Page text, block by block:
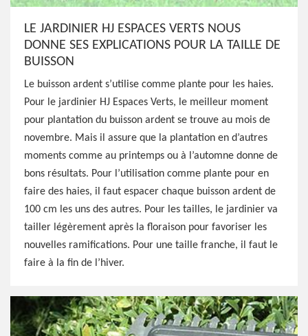
LE JARDINIER HJ ESPACES VERTS NOUS
DONNE SES EXPLICATIONS POUR LA TAILLE DE
BUISSON
Le buisson ardent s’utilise comme plante pour les haies.
Pour le jardinier HJ Espaces Verts, le meilleur moment
pour plantation du buisson ardent se trouve au mois de
novembre. Mais il assure que la plantation en d’autres
moments comme au printemps ou à l’automne donne de
bons résultats. Pour l’utilisation comme plante pour en
faire des haies, il faut espacer chaque buisson ardent de
100 cm les uns des autres. Pour les tailles, le jardinier va
tailler légèrement après la floraison pour favoriser les
nouvelles ramifications. Pour une taille franche, il faut le
faire à la fin de l’hiver.